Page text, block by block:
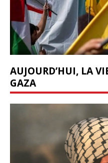
AUJOURD’HUI, LA
GAZA